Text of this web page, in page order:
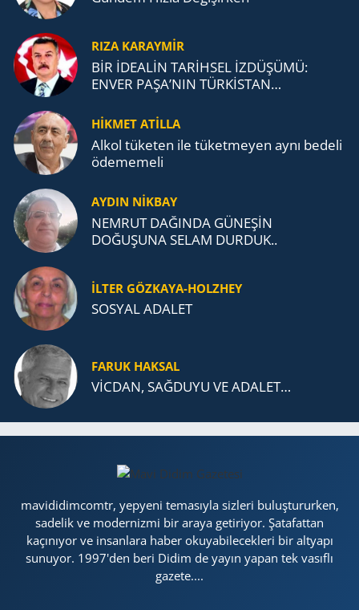
RIZA KARAYMIR
BİR İDEALİN TARİHSEL İZDÜŞÜMÜ:
ENVER PAŞA’NIN TÜRKİSTAN
TEŞKİLATI’NA UZANAN MİRASI
HİKMET ATİLLA
Alkol tü­ke­ten ile tü­ket­me­yen aynı be­de­li
öde­me­me­li
AYDIN NİKBAY
NEMRUT DAĞINDA GÜNEŞİN
DOĞUŞUNA SELAM DURDUK..
İLTER GÖZKAYA-HOLZHEY
SOSYAL ADALET
FARUK HAKSAL
VİCDAN, SAĞ­DU­YU VE ADA­LET…
mavididimcomtr, yepyeni temasıyla sizleri buluştururken,
sadelik ve modernizmi bir araya getiriyor. Şatafattan
kaçınıyor ve insanlara haber okuyabilecekleri bir altyapı
sunuyor. 1997'den beri Didim de yayın yapan tek vasıflı
gazete....